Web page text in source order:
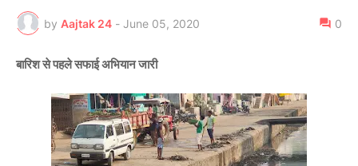
by Aajtak 24 - June 05, 2020 0
बारिश से पहले सफाई अभियान जारी